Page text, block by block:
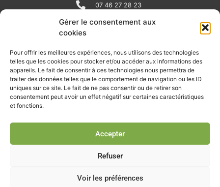
Gérer le consentement aux
cookies
Pour offrir les meilleures expériences, nous utilisons des technologies
telles que les cookies pour stocker et/ou accéder aux informations des
appareils. Le fait de consentir à ces technologies nous permettra de
traiter des données telles que le comportement de navigation ou les ID
uniques sur ce site. Le fait de ne pas consentir ou de retirer son
consentement peut avoir un effet négatif sur certaines caractéristiques
et fonctions.
Accepter
Refuser
Voir les préférences
07 46 27 28 23
N
e
w
s
p
p
e
i
n
k
e
i
n
o
u
t
u
e
RECEVOIR L'ACTU DE LA FILIÈRE
Retrouvez tous les mois les articles terrain de nos adhérents, les
rendez-vous importants de la filière, nos offres de stages et
Je m'abonne à la lettre d'info